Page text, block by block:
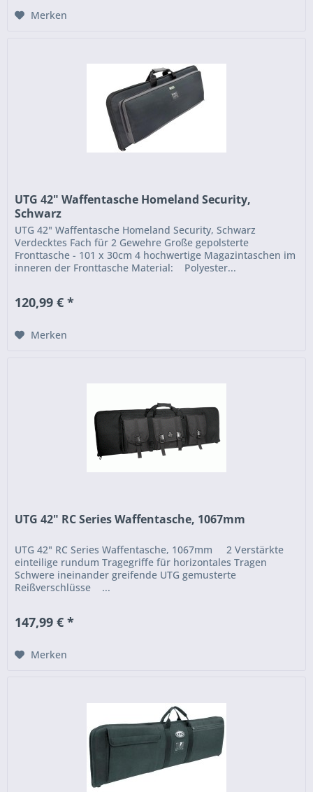
Merken
UTG 42" Waffentasche Homeland Security,
Schwarz
UTG 42" Waffentasche Homeland Security, Schwarz
Verdecktes Fach für 2 Gewehre Große gepolsterte
Fronttasche - 101 x 30cm 4 hochwertige Magazintaschen im
inneren der Fronttasche Material: Polyester...
120,99 € *
Merken
UTG 42" RC Series Waffentasche, 1067mm
UTG 42" RC Series Waffentasche, 1067mm 2 Verstärkte
einteilige rundum Tragegriffe für horizontales Tragen
Schwere ineinander greifende UTG gemusterte
Reißverschlüsse ...
147,99 € *
Merken